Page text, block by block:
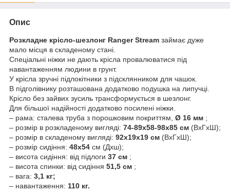
Опис
Розкладне крісло-шезлонг Ranger Stream займає дуже
мало місця в складеному стані.
Спеціальні ніжки не дають крісла провалюватися під
навантаженням людини в грунт.
У крісла зручні підлокітники з підсклянником для чашок.
В підголівнику розташована додатково подушка на липучці.
Крісло без зайвих зусиль трансформується в шезлонг.
Для більшої надійності додатково посилені ніжки.
– рама: сталева труба з порошковим покриттям, Ø 16 мм ;
– розмір в розкладеному вигляді: 74-89х58-98х85 см (ВхГхШ);
– розмір в складеному вигляді: 92х19х19 см (ВхГхШ);
– розмір сидіння: 48х54 см (Дхш);
– висота сидіння: від підлоги 37 см ;
– висота спинки: від сидіння 51,5 см ;
– вага: 3,1 кг;
– навантаження: 110 кг.